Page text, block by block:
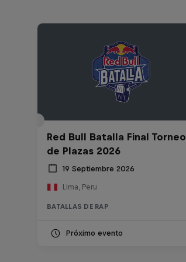
Red Bull Batalla Final Torneo
de Plazas 2026
19 Septiembre 2026
Lima, Peru
BATALLAS DE RAP
Próximo evento